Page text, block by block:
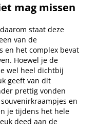
mag missen
staat deze
van de
en het complex bevat
Hoewel je de
wel heel dichtbij
geeft van dit
prettig vonden
en
je tijdens het hele
deed aan de